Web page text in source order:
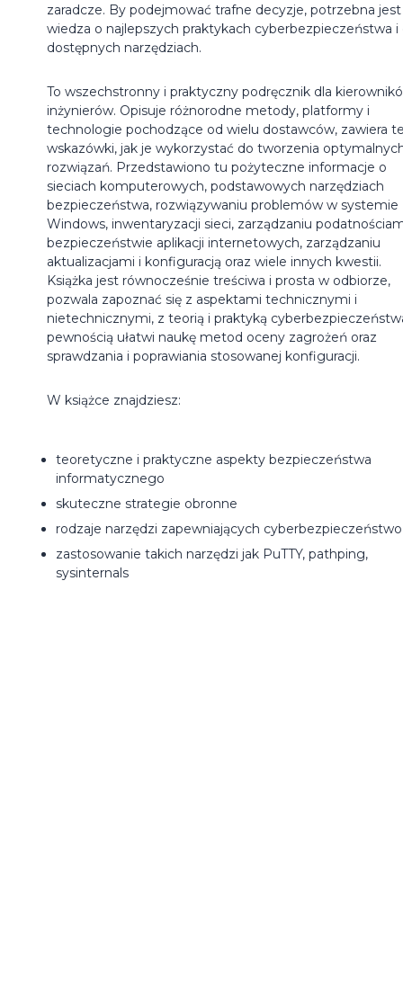
zaradcze. By podejmować trafne decyzje, potrzebna jest
wiedza o najlepszych praktykach cyberbezpieczeństwa i
dostępnych narzędziach.
To wszechstronny i praktyczny podręcznik dla
inżynierów. Opisuje różnorodne metody, platformy i
technologie pochodzące od wielu dostawców, zawiera
wskazówki, jak je wykorzystać do tworzenia
rozwiązań. Przedstawiono tu pożyteczne informacje o
sieciach komputerowych, podstawowych narzędziach
bezpieczeństwa, rozwiązywaniu problemów w systemie
Windows, inwentaryzacji sieci, zarządzaniu
bezpieczeństwie aplikacji internetowych, zarządzaniu
aktualizacjami i konfiguracją oraz wiele innych kwestii.
Książka jest równocześnie treściwa i prosta w odbiorze,
pozwala zapoznać się z aspektami technicznymi i
nietechnicznymi, z teorią i praktyką
pewnością ułatwi naukę metod oceny zagrożeń oraz
sprawdzania i poprawiania stosowanej konfiguracji.
W książce znajdziesz:
teoretyczne i praktyczne aspekty bezpieczeństwa
informatycznego
skuteczne strategie obronne
rodzaje narzędzi zapewniających cyberbezpieczeństwo
zastosowanie takich narzędzi jak PuTTY, pathping,
sysinternals